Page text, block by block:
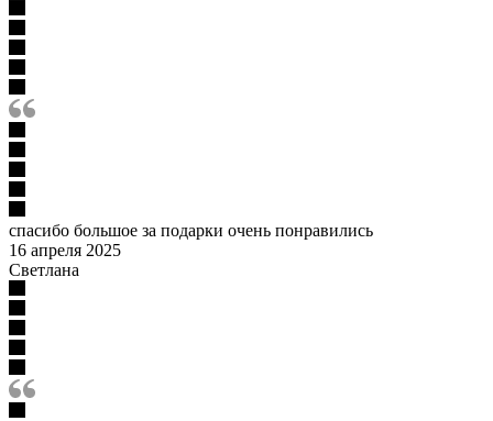
спасибо большое за подарки очень понравились
16 апреля 2025
Светлана